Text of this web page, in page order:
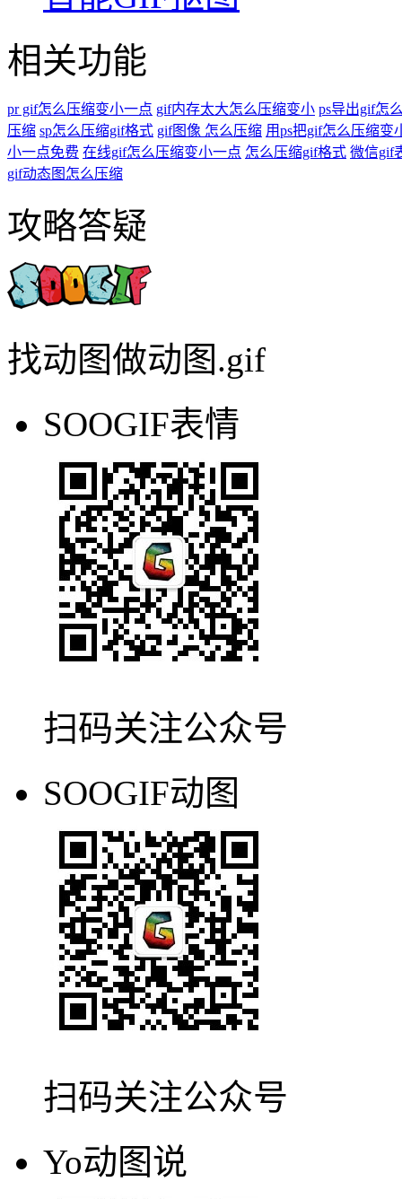
相关功能
pr gif怎么压缩变小一点 gif内存太大怎么压缩变小 ps导出gif怎
压缩 sp怎么压缩gif格式 gif图像 怎么压缩 用ps把gif怎么压缩变
小一点免费 在线gif怎么压缩变小一点 怎么压缩gif格式 微信gif
gif动态图怎么压缩
攻略答疑
找动图做动图.gif
SOOGIF表情
扫码关注公众号
SOOGIF动图
扫码关注公众号
Yo动图说